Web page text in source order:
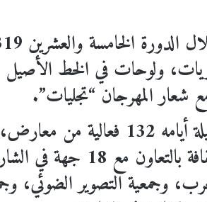
ولوحات في الخط الأصيل
شعار المهرجان “تجليات”.
وينظم المهرجان طيلة أيامه
تستضيفها دائرة
وجمعية التصوير الضوئي،